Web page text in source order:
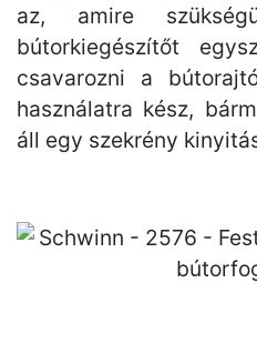
az, amire
bútorkiegészítőt
csavarozni a
használatra kész,
áll egy szekrény